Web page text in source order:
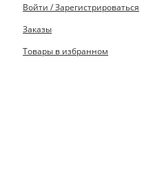
Войти / Зарегистрироваться
Заказы
Товары в избранном